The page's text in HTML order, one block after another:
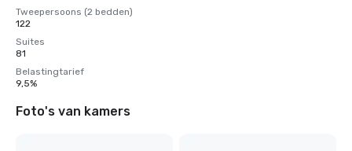
Tweepersoons (2 bedden)
122
Suites
81
Belastingtarief
9,5%
Foto's van kamers